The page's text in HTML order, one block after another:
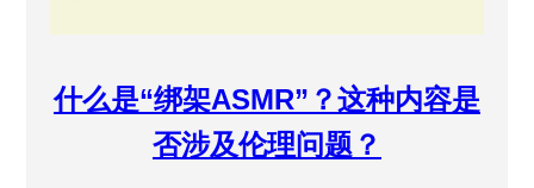
什么是“绑架ASMR”？这种内容是
否涉及伦理问题？